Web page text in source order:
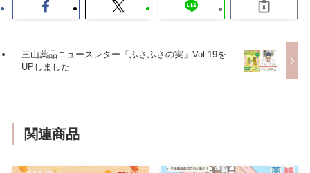
三山薬品ニュースレター「ふさふさの実」Vol.19を
UPしました
関連商品